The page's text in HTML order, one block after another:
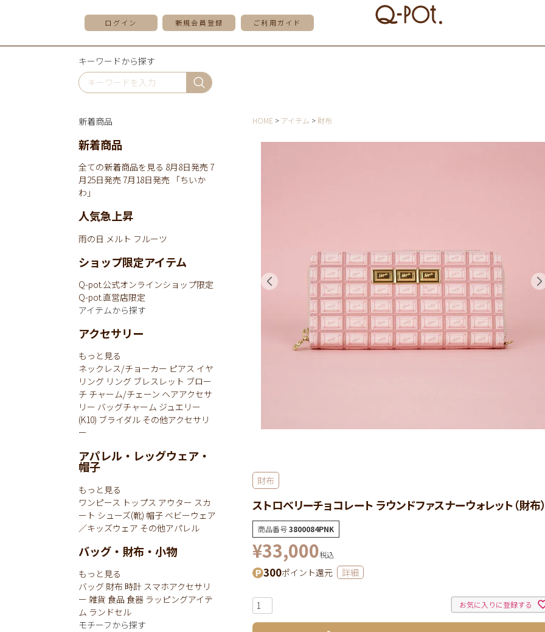
ログイン 新規会員登録 ご利用ガイド
キーワードから探す
HOME アイテム 財布
財布
ストロベリーチョコレート ラウンドファスナーウォレット（財布
商品番号3800084PNK
¥33,000税込
300ポイント還元 詳細
お気に入りに登録する
新着商品
新着商品
全ての新着商品を見る 8月8日発売7
月25日発売7月18日発売 「ちいか
わ」
人気急上昇
雨の日 メルト フルーツ
ショップ限定アイテム
Q-pot.公式オンラインショップ限定
Q-pot.直営店限定
アイテムから探す
アクセサリー
もっと見る
ネックレス/チョーカー ピアス イヤ
リング リング ブレスレット ブロー
チ チャーム/チェーン ヘアアクセサ
リー バッグチャーム ジュエリー
(K10) ブライダル その他アクセサリ
ー
アパレル・レッグウェア・
帽子
もっと見る
ワンピース トップス アウター スカ
ート シューズ(靴) 帽子 ベビーウェア
／キッズウェア その他アパレル
バッグ・財布・小物
もっと見る
バッグ 財布 時計 スマホアクセサリ
ー 雑貨 食品 食器 ラッピングアイテ
ム ランドセル
モチーフから探す